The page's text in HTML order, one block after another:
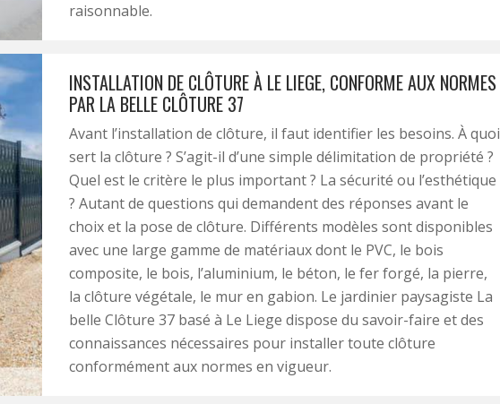
raisonnable.
INSTALLATION DE CLÔTURE À LE LIEGE, CONFORME AUX NORMES
PAR LA BELLE CLÔTURE 37
Avant l’installation de clôture, il faut identifier les besoins. À quoi
sert la clôture ? S’agit-il d’une simple délimitation de propriété ?
Quel est le critère le plus important ? La sécurité ou l’esthétique
? Autant de questions qui demandent des réponses avant le
choix et la pose de clôture. Différents modèles sont disponibles
avec une large gamme de matériaux dont le PVC, le bois
composite, le bois, l’aluminium, le béton, le fer forgé, la pierre,
la clôture végétale, le mur en gabion. Le jardinier paysagiste La
belle Clôture 37 basé à Le Liege dispose du savoir-faire et des
connaissances nécessaires pour installer toute clôture
conformément aux normes en vigueur.